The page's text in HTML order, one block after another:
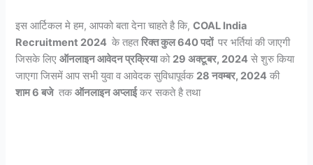
इस आर्टिकल मे हम, आपको बता देना चाहते है कि,COAL India
Recruitment 2024 के तहतरिक्त कुल 640 पदों पर भर्तियां की जाएगी
जिसके लिएऑनलाइन आवेदन प्रक्रियाको 29 अक्टूबर, 2024 से शुरु किया
जाएगा जिसमें आप सभी युवा व आवेदक सुविधापूर्वक 28 नवम्बर, 2024 की
शाम 6 बजे तकऑनलाइन अप्लाईकर सकते है तथा